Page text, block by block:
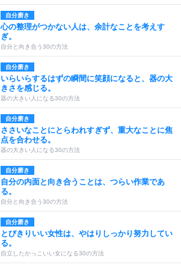
自分磨き
心の整理がつかない人は、余計なことを考えす
ぎ。
自分と向き合う30の方法
自分磨き
いらいらするはずの瞬間に笑顔になると、器の大
きさを感じる。
器の大きい人になる30の方法
自分磨き
ささいなことにとらわれすぎず、重大なことに焦
点を合わせる。
器の大きい人になる30の方法
自分磨き
自分の内面と向き合うことは、つらい作業であ
る。
自分と向き合う30の方法
自分磨き
とびきりいい女性は、やはりしっかり努力してい
る。
自立したかっこいい女になる30の方法